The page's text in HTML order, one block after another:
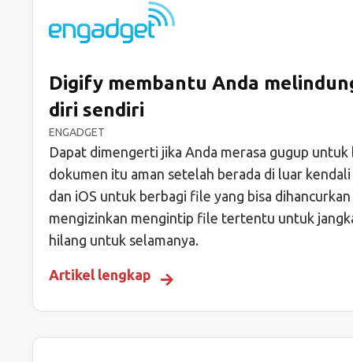
Digify membantu Anda
diri sendiri
ENGADGET
Dapat dimengerti jika Anda merasa gugup
dokumen itu aman setelah berada di luar
dan iOS untuk berbagi file yang bisa
mengizinkan mengintip file tertentu untuk
hilang untuk selamanya.
Artikel lengkap